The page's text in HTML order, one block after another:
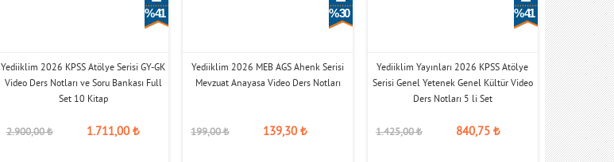
% 41
Yediiklim 2026 KPSS Atölye Serisi GY-GK
Video Ders Notları ve Soru Bankası Full
Set 10 Kitap
2.900,00₺ 1.711,00₺
% 30
Yediiklim 2026 MEB AGS Ahenk Serisi
Mevzuat Anayasa Video Ders Notları
199,00₺ 139,30₺
% 41
Yediiklim Yayınları 2026 KPSS Atölye
Serisi Genel Yetenek Genel Kültür Video
Ders Notları 5 li Set
1.425,00₺ 840,75₺